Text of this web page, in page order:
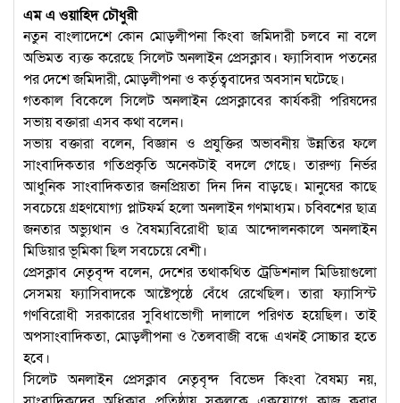
এম এ ওয়াহিদ চৌধুরী
নতুন বাংলাদেশে কোন মোড়লীপনা কিংবা জমিদারী চলবে না বলে
অভিমত ব্যক্ত করেছে সিলেট অনলাইন প্রেসক্লাব। ফ্যাসিবাদ পতনের
পর দেশে জমিদারী, মোড়লীপনা ও কর্তৃত্ববাদের অবসান ঘটেছে।
গতকাল বিকেলে সিলেট অনলাইন প্রেসক্লাবের কার্যকরী পরিষদের
সভায় বক্তারা এসব কথা বলেন।
সভায় বক্তারা বলেন, বিজ্ঞান ও প্রযুক্তির অভাবনীয় উন্নতির ফলে
সাংবাদিকতার গতিপ্রকৃতি অনেকটাই বদলে গেছে। তারুণ্য নির্ভর
আধুনিক সাংবাদিকতার জনপ্রিয়তা দিন দিন বাড়ছে। মানুষের কাছে
সবচেয়ে গ্রহণযোগ্য প্লাটফর্ম হলো অনলাইন গণমাধ্যম। চব্বিশের ছাত্র
জনতার অভ্যুথান ও বৈষম্যবিরোধী ছাত্র আন্দোলনকালে অনলাইন
মিডিয়ার ভূমিকা ছিল সবচেয়ে বেশী।
প্রেসক্লাব নেতৃবৃন্দ বলেন, দেশের তথাকথিত ট্রেডিশনাল মিডিয়াগুলো
সেসময় ফ্যাসিবাদকে আষ্টেপৃষ্ঠে বেঁধে রেখেছিল। তারা ফ্যাসিস্ট
গণবিরোধী সরকারের সুবিধাভোগী দালালে পরিণত হয়েছিল। তাই
অপসাংবাদিকতা, মোড়লীপনা ও তৈলবাজী বন্ধে এখনই সোচ্চার হতে
হবে।
সিলেট অনলাইন প্রেসক্লাব নেতৃবৃন্দ বিভেদ কিংবা বৈষম্য নয়,